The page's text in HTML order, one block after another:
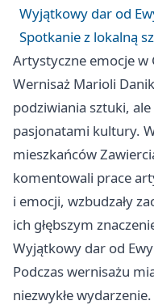
Wyjątkowy dar od
Spotkanie z lokalną
Artystyczne emocje w
Wernisaż Marioli
podziwiania sztuki,
pasjonatami kultury.
mieszkańców
komentowali prace
i emocji, wzbudzały
ich głębszym
Wyjątkowy dar od
Podczas wernisażu
niezwykłe